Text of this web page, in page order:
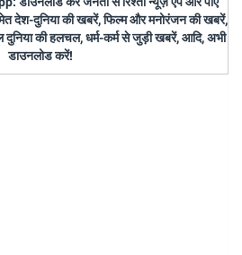
देश-दुनिया की खबरें, फिल्म और मनोरंजन की खबरें,
की हलचल, धर्म-कर्म से जुड़ी खबरें, आदि, अभी
डाउनलोड करें!